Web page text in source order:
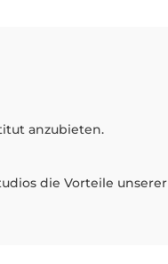
anzubieten.
die Vorteile unserer